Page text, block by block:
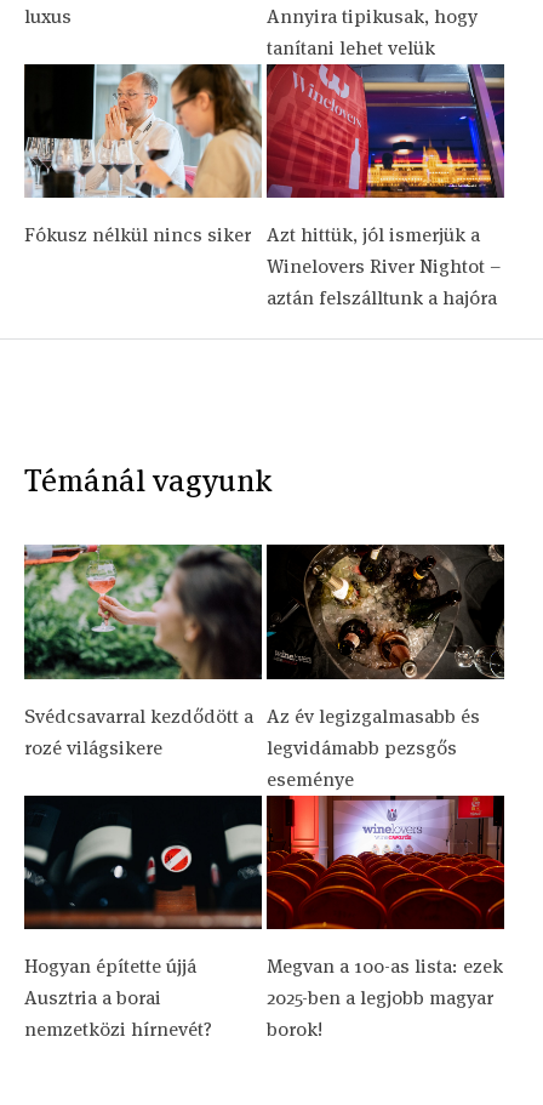
luxus
Annyira tipikusak, hogy
tanítani lehet velük
Fókusz nélkül nincs siker
Azt hittük, jól ismerjük a
Winelovers River Nightot –
aztán felszálltunk a hajóra
Témánál vagyunk
Svédcsavarral kezdődött a
rozé világsikere
Az év legizgalmasabb és
legvidámabb pezsgős
eseménye
Hogyan építette újjá
Ausztria a borai
nemzetközi hírnevét?
Megvan a 100-as lista: ezek
2025-ben a legjobb magyar
borok!